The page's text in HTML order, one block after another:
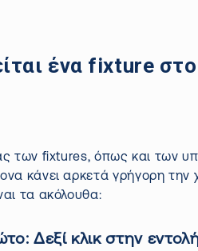
ένα fixture
των fixtures, όπως και των
κάνει αρκετά γρήγορη
τα ακόλουθα:
Δεξί κλικ στην